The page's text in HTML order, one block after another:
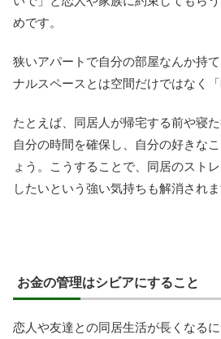
めです。
狭いアパートで自分の部屋なんか持
ナルスペースとは空間だけではなく「
たとえば、同居人が帰宅する前や寝
自分の時間を確保し、自分の好きな
ょう。こうすることで、同居のスト
したいという強い気持ちも解消されま
お金の管理はシビアにすること
恋人や友達との同居生活が長くなる